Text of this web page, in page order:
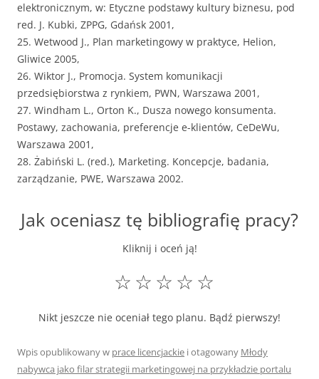
elektronicznym, w: Etyczne podstawy kultury biznesu, pod
red. J. Kubki, ZPPG, Gdańsk 2001,
25. Wetwood J., Plan marketingowy w praktyce, Helion,
Gliwice 2005,
26. Wiktor J., Promocja. System komunikacji
przedsiębiorstwa z rynkiem, PWN, Warszawa 2001,
27. Windham L., Orton K., Dusza nowego konsumenta.
Postawy, zachowania, preferencje e-klientów, CeDeWu,
Warszawa 2001,
28. Żabiński L. (red.), Marketing. Koncepcje, badania,
zarządzanie, PWE, Warszawa 2002.
Jak oceniasz tę bibliografię pracy?
Kliknij i oceń ją!
☆
☆
☆
☆
☆
Nikt jeszcze nie oceniał tego planu. Bądź pierwszy!
Wpis opublikowany w prace licencjackie i otagowany Młody
nabywca jako filar strategii marketingowej na przykładzie portalu